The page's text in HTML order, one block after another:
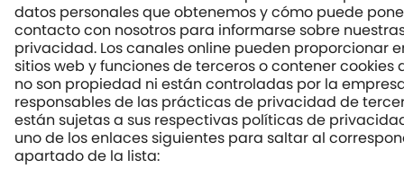
datos personales que obtenemos y cómo puede
contacto con nosotros para informarse sobre
privacidad. Los canales online pueden proporcionar
sitios web y funciones de terceros o contener cookies
no son propiedad ni están controladas por la
responsables de las prácticas de privacidad de
están sujetas a sus respectivas políticas de
uno de los enlaces siguientes para saltar al
apartado de la lista: